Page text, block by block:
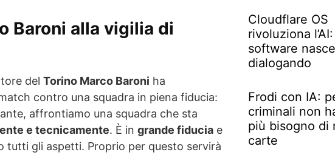
Baroni alla vigilia di
del Torino Marco Baroni ha
contro una squadra in piena fiducia:
affrontiamo una squadra che sta
e tecnicamente. È in grande fiducia e
tutti gli aspetti. Proprio per questo servirà
Cloudflare OS
rivoluziona
software nasce
dialogando
Frodi con IA:
criminali non
più bisogno di
carte